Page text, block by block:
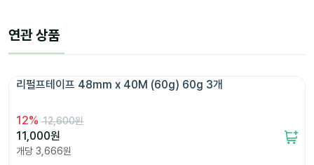
연관 상품
12% 12,600원
11,000원
개당 3,666원